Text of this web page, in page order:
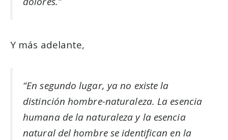
Y más adelante,
“En segundo lugar, ya no existe la
distinción hombre-naturaleza. La esencia
humana de la naturaleza y la esencia
natural del hombre se identifican en la